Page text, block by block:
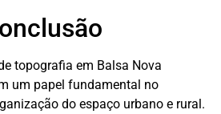
topografia em Balsa Nova
um papel fundamental no
do espaço urbano e rural.